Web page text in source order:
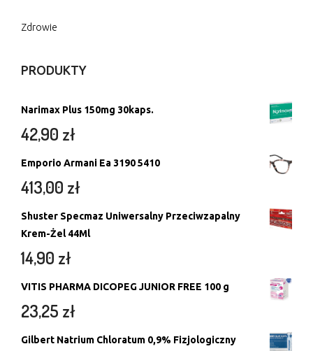
Zdrowie
PRODUKTY
Narimax Plus 150mg 30kaps.
42,90 zł
Emporio Armani Ea 3190 5410
413,00 zł
Shuster Specmaz Uniwersalny Przeciwzapalny
Krem-Żel 44Ml
14,90 zł
VITIS PHARMA DICOPEG JUNIOR FREE 100 g
23,25 zł
Gilbert Natrium Chloratum 0,9% Fizjologiczny